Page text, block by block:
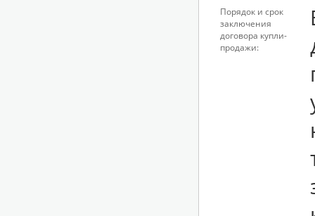
Порядок и срок
заключения
договора купли-
продажи: